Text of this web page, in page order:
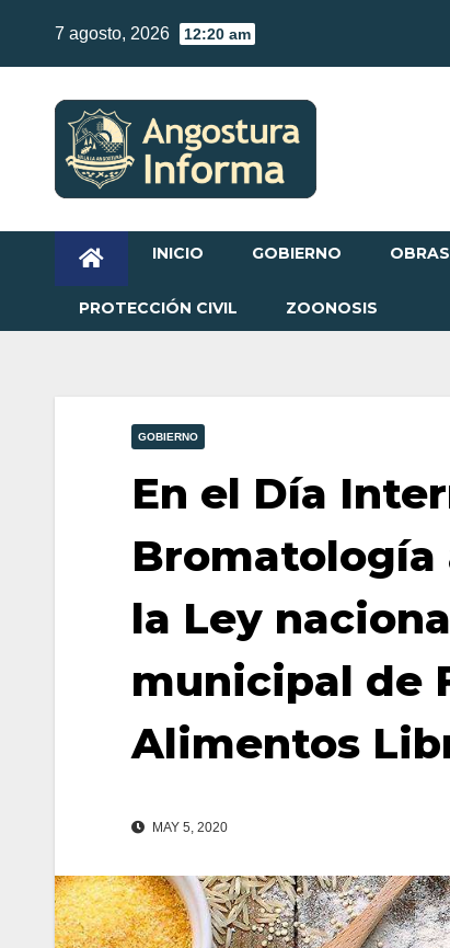
content
7 agosto, 2026 12:20 am
INICIO GOBIERNO
PROTECCIÓN CIVIL ZOONOSIS
GOBIERNO
En el Día
Bromatología
la Ley
municipal de
Alimentos
MAY 5, 2020